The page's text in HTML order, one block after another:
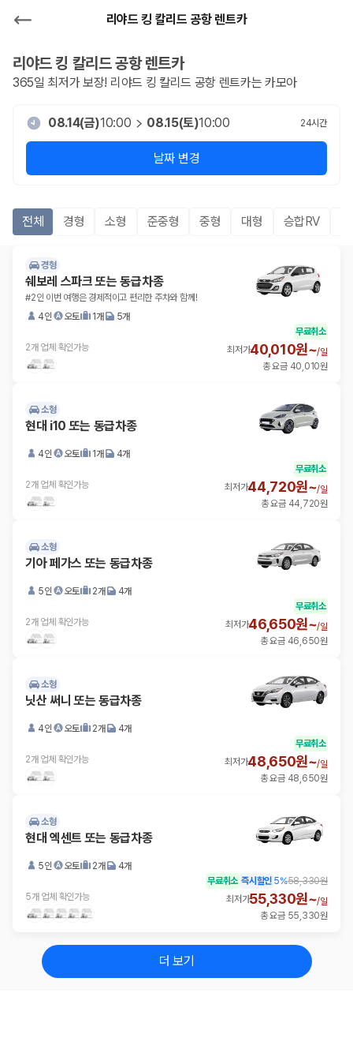
리야드 킹 칼리드 공항 렌트카
리야드 킹 칼리드 공항렌트카
365일 최저가 보장! 리야드 킹 칼리드 공항 렌트카는 카모아
08.14(금)10:00 08.15(토)10:00 24시간
날짜 변경
전체 경형 소형 준중형 중형 대형 승합RV
경형
쉐보레 스파크 또는 동급차종
#2인 이번 여행은 경제적이고 편리한 주차와 함께!
4인
오토 1개 5개
2개 업체 확인가능
무료취소
최저가40,010원~/일
총 요금 40,010원
소형
현대 i10 또는 동급차종
4인 오토 1개 4개
2개 업체 확인가능
무료취소
최저가44,720원~/일
총 요금 44,720원
소형
기아 페가스 또는 동급차종
5인 오토 2개 4개
2개 업체 확인가능
무료취소
최저가46,650원~/일
총 요금 46,650원
소형
닛산 써니 또는 동급차종
4인 오토 2개 4개
2개 업체 확인가능
무료취소
최저가48,650원~/일
총 요금 48,650원
소형
현대 엑센트 또는 동급차종
5인 오토 2개 4개
5개 업체 확인가능
무료취소 즉시할인 5%58,330원
최저가55,330원~/일
총 요금 55,330원
더 보기